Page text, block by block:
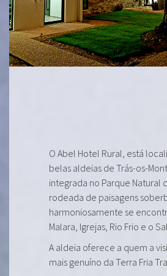
O Abel Hotel Rural, está
belas aldeias de Trás-os-
integrada no Parque Natural
rodeada de paisagens
harmoniosamente se
Malara, Igrejas, Rio Frio e o
A aldeia oferece a quem a
mais genuíno da Terra Fria